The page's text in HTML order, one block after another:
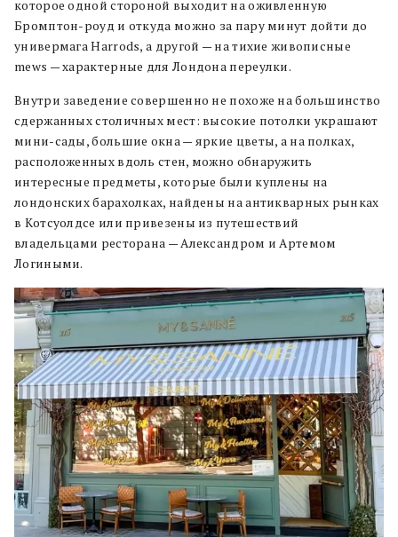
которое одной стороной выходит на оживленную
Бромптон-роуд и откуда можно за пару минут дойти до
универмага Harrods, а другой — на тихие живописные
mews — характерные для Лондона переулки.
Внутри заведение совершенно не похоже на большинство
сдержанных столичных мест: высокие потолки украшают
мини-сады, большие окна — яркие цветы, а на полках,
расположенных вдоль стен, можно обнаружить
интересные предметы, которые были куплены на
лондонских барахолках, найдены на антикварных рынках
в Котсуолдсе или привезены из путешествий
владельцами ресторана — Александром и Артемом
Логиными.